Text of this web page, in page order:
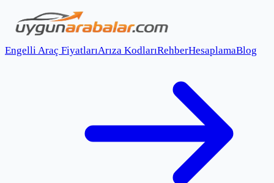
Engelli Araç FiyatlarıArıza KodlarıRehberHesaplamaBlog